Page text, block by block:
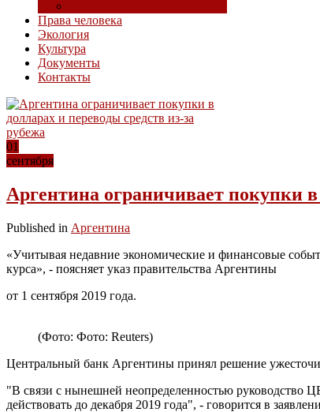
Права человека
Экология
Культура
Документы
Контакты
01
сентября
Аргентина ограничивает покупки
Published in Аргентина
«Учитывая недавние экономические и финансовые
курса», - поясняет указ правительства Аргентины
от 1 сентября 2019 года.
(Фото: Фото: Reuters)
Центральный банк Аргентины принял решение
"В связи с нынешней неопределенностью руководство
действовать до декабря 2019 года", - говорится в